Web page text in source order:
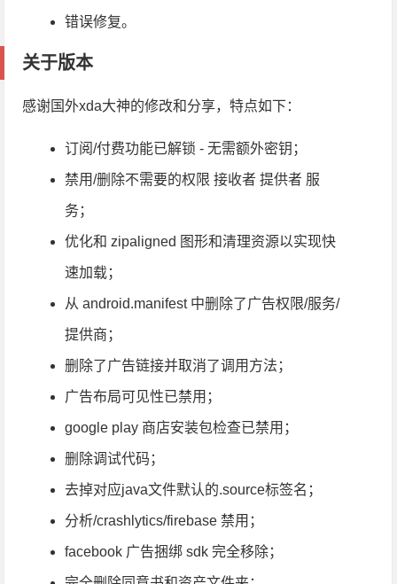
错误修复。
关于版本
感谢国外xda大神的修改和分享，特点如下：
订阅/付费功能已解锁 - 无需额外密钥；
禁用/删除不需要的权限 接收者 提供者 服
务；
优化和 zipaligned 图形和清理资源以实现快
速加载；
从 android.manifest 中删除了广告权限/服务/
提供商；
删除了广告链接并取消了调用方法；
广告布局可见性已禁用；
google play 商店安装包检查已禁用；
删除调试代码；
去掉对应java文件默认的.source标签名；
分析/crashlytics/firebase 禁用；
facebook 广告捆绑 sdk 完全移除；